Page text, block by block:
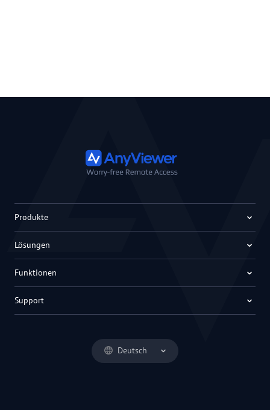
Deutsch
Produkte
Lösungen
Funktionen
Support